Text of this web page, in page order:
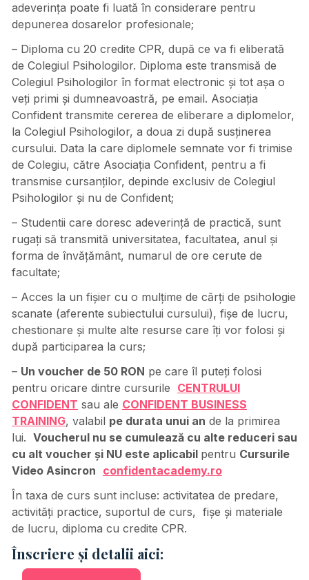
adeverința poate fi luată în considerare pentru
depunerea dosarelor profesionale;
– Diploma cu 20 credite CPR, după ce va fi eliberată
de Colegiul Psihologilor. Diploma este transmisă de
Colegiul Psihologilor în format electronic și tot așa o
veți primi și dumneavoastră, pe email. Asociația
Confident transmite cererea de eliberare a diplomelor,
la Colegiul Psihologilor, a doua zi după susținerea
cursului. Data la care diplomele semnate vor fi trimise
de Colegiu, către Asociația Confident, pentru a fi
transmise cursanților, depinde exclusiv de Colegiul
Psihologilor și nu de Confident;
– Studentii care doresc adeverință de practică, sunt
rugați să transmită universitatea, facultatea, anul și
forma de învățământ, numarul de ore cerute de
facultate;
– Acces la un fișier cu o mulțime de cărți de psihologie
scanate (aferente subiectului cursului), fișe de lucru,
chestionare și multe alte resurse care îți vor folosi și
după participarea la curs;
– Un voucher de 50 RON pe care îl puteți folosi
pentru oricare dintre cursurile CENTRULUI
CONFIDENT sau ale CONFIDENT BUSINESS
TRAINING, valabil pe durata unui an de la primirea
lui. Voucherul nu se cumulează cu alte reduceri sau
cu alt voucher şi NU este aplicabil pentru Cursurile
Video Asincron confidentacademy.ro
În taxa de curs sunt incluse: activitatea de predare,
activități practice, suportul de curs, fișe și materiale
de lucru, diploma cu credite CPR.
Înscriere și detalii aici: